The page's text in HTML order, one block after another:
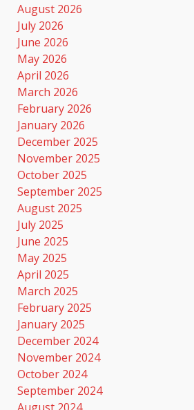
August 2026
July 2026
June 2026
May 2026
April 2026
March 2026
February 2026
January 2026
December 2025
November 2025
October 2025
September 2025
August 2025
July 2025
June 2025
May 2025
April 2025
March 2025
February 2025
January 2025
December 2024
November 2024
October 2024
September 2024